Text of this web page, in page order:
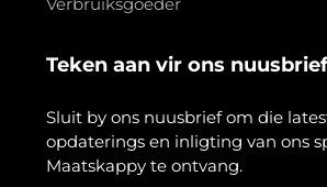
Teken aan vir ons nuusbrief
Sluit by ons nuusbrief om die
opdaterings en inligting van ons
Maatskappy te ontvang.